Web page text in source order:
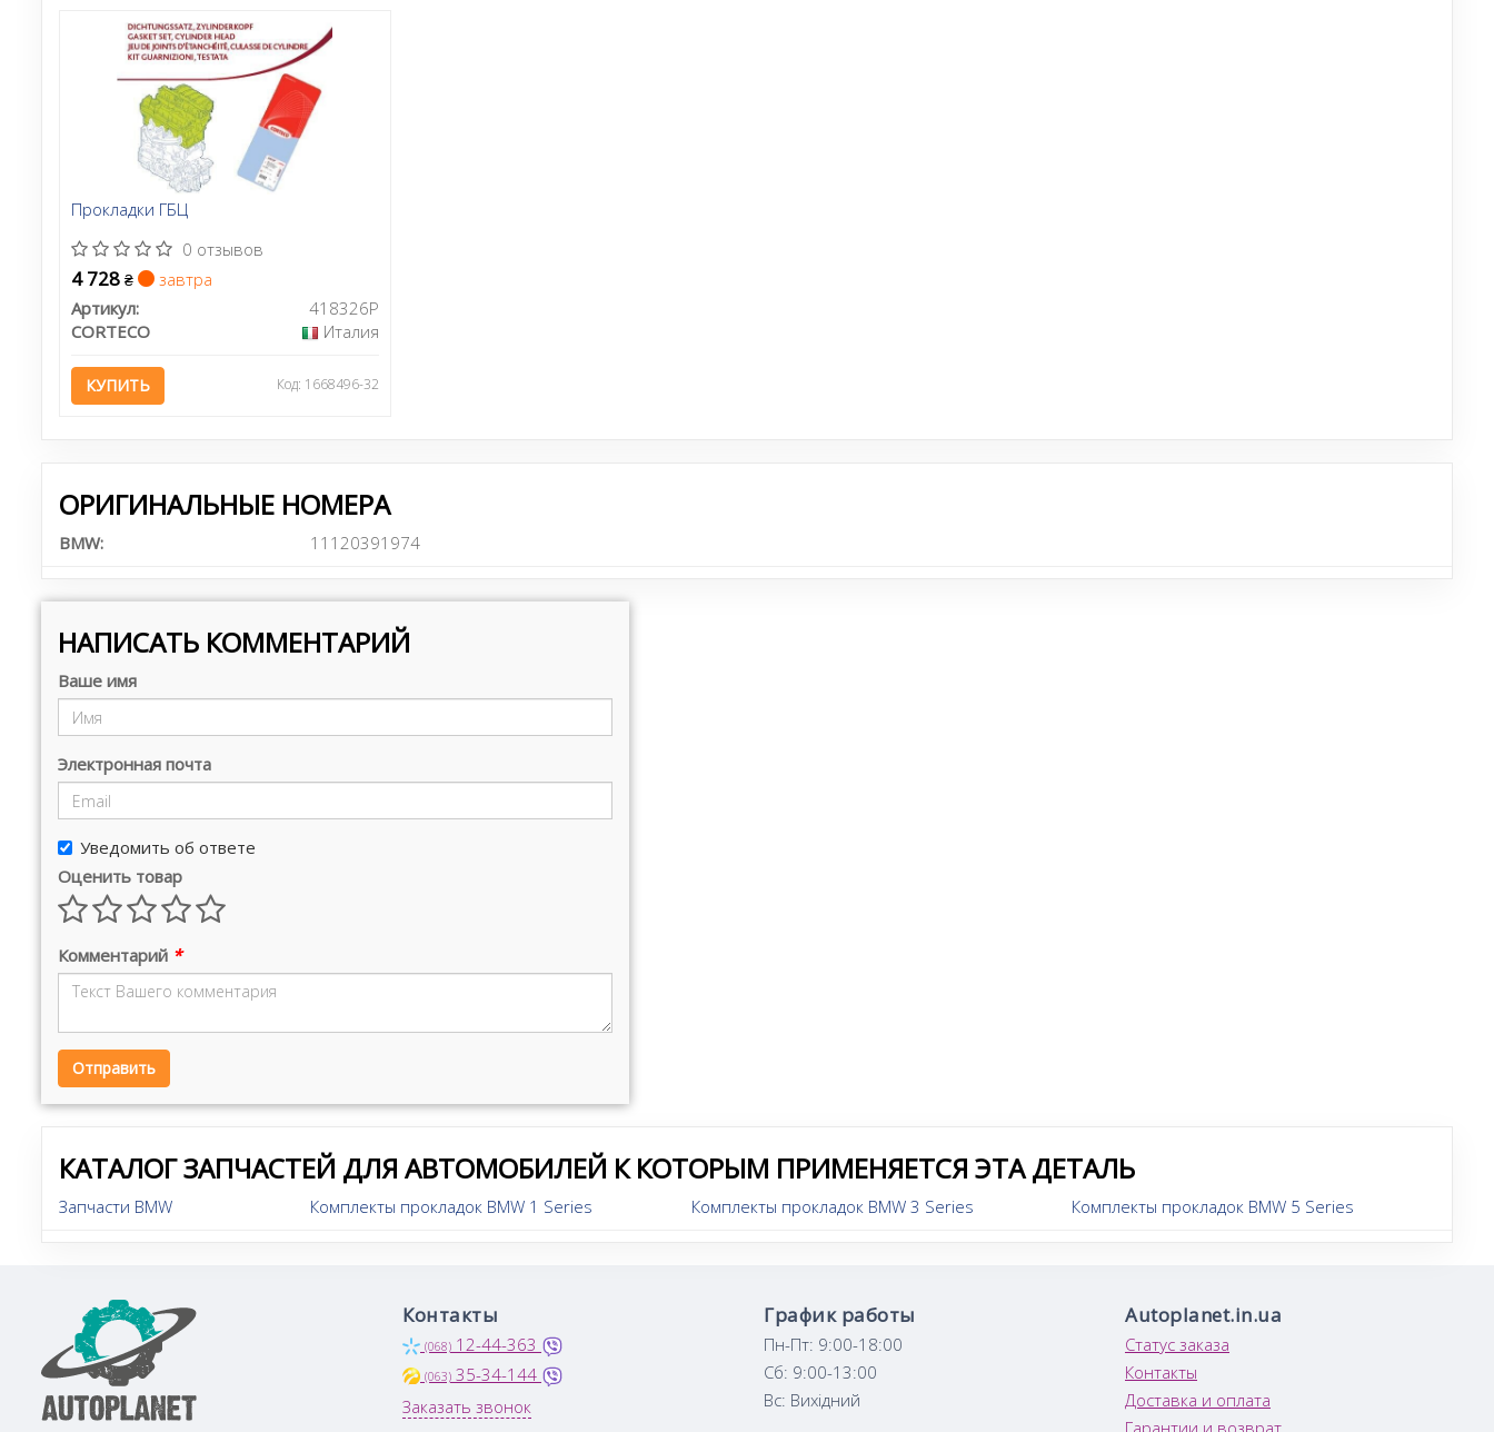
Прокладки ГБЦ
0 отзывов
4 728 ₴
завтра
Артикул:
418326P
CORTECO
Италия
КУПИТЬ Код: 1668496-32
ОРИГИНАЛЬНЫЕ НОМЕРА
BMW: 11120391974
НАПИСАТЬ КОММЕНТАРИЙ
Ваше имя
Электронная почта
Уведомить об ответе
Оценить товар
Комментарий *
Отправить
КАТАЛОГ ЗАПЧАСТЕЙ ДЛЯ АВТОМОБИЛЕЙ К КОТОРЫМ ПРИМЕНЯЕТСЯ ЭТА ДЕТАЛЬ
Запчасти BMW Комплекты прокладок BMW 1 Series Комплекты прокладок BMW 3 Series Комплекты прокладок BMW 5 Series
Контакты
(068) 12-44-363
(063) 35-34-144
Заказать звонок
График работы
Пн-Пт: 9:00-18:00
Сб: 9:00-13:00
Вс: Вихідний
Autoplanet.in.ua
Статус заказа
Контакты
Доставка и оплата
Гарантии и возврат